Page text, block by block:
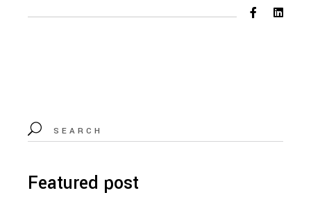
Featured post